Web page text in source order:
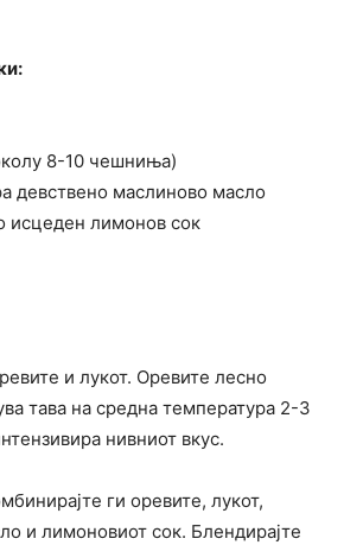
8-10 чешниња)
девствено маслиново масло
исцеден лимонов сок
и лукот. Оревите лесно
тава на средна температура 2-3
нивниот вкус.
ги оревите, лукот,
и лимоновиот сок. Блендирајте